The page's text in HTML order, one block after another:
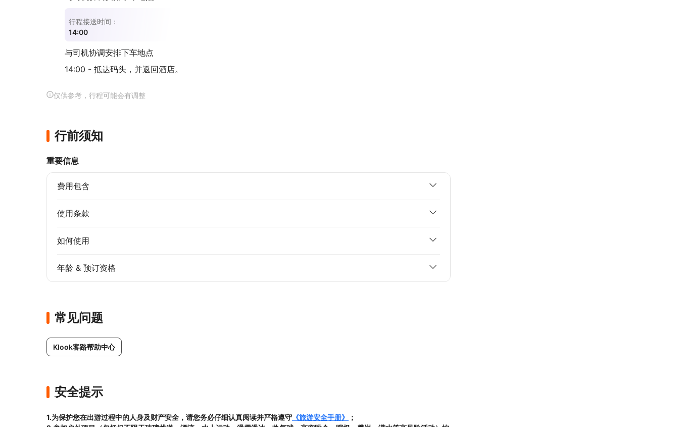
行程接送时间：
14:00
与司机协调安排下车地点
14:00 - 抵达码头，并返回酒店。
仅供参考，行程可能会有调整
行前须知
重要信息
费用包含
使用条款
如何使用
年龄 & 预订资格
常见问题
Klook客路帮助中心
安全提示
1.为保护您在出游过程中的人身及财产安全，请您务必仔细认真阅读并严格遵守 《旅游安全手册》
；